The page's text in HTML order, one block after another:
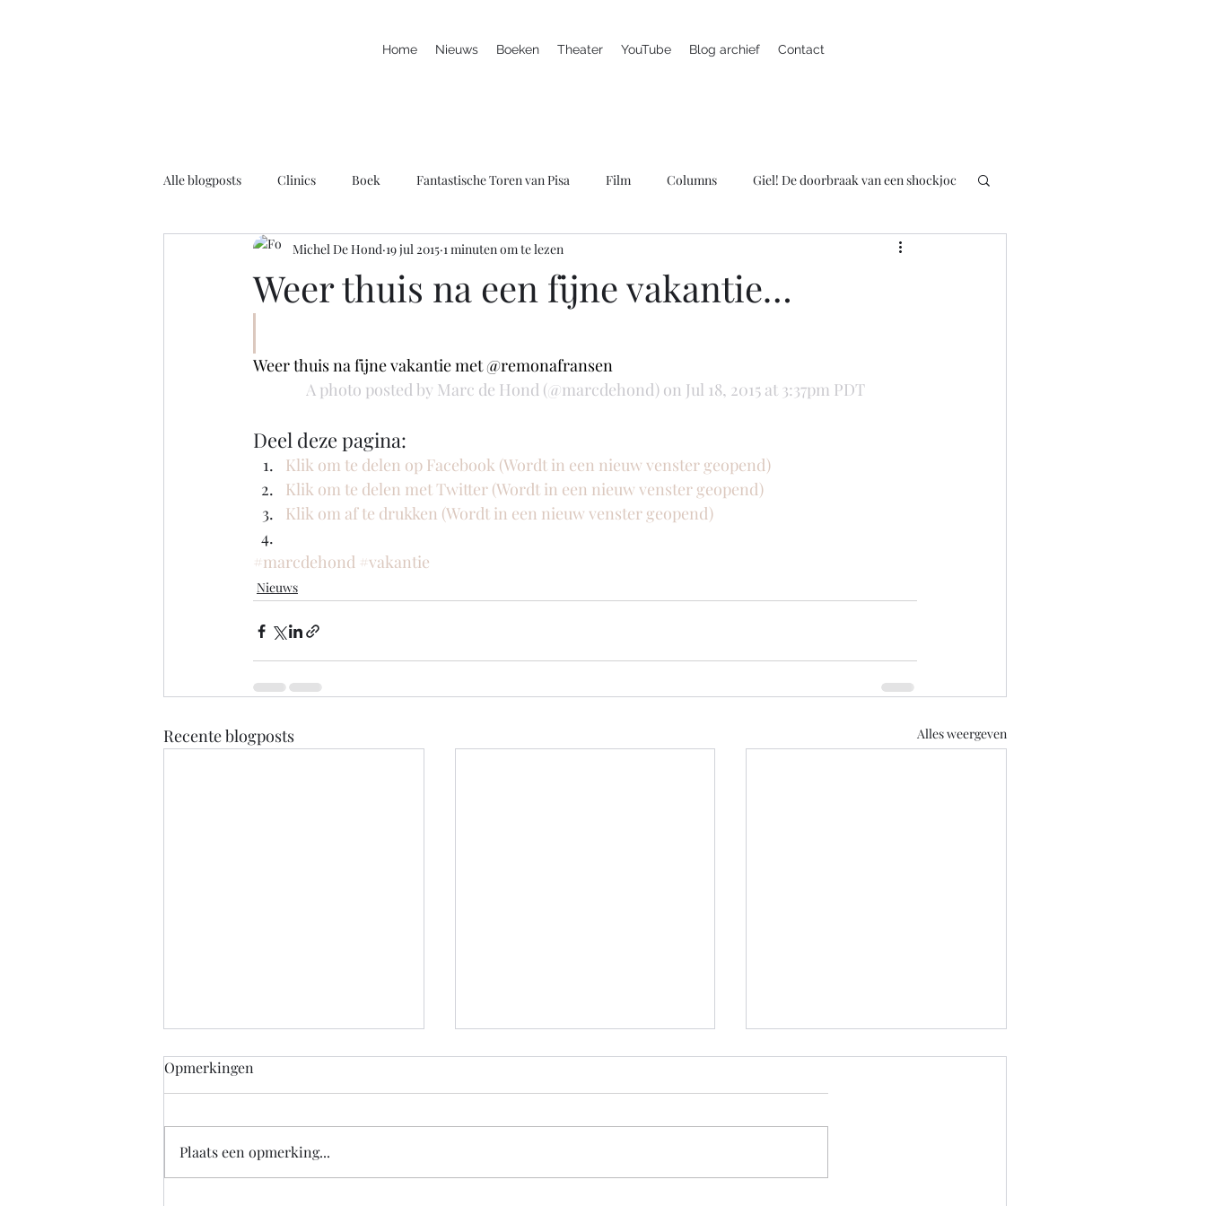
Home Nieuws Boeken Theater YouTube Blog archief Contact
Alle blogposts Clinics Boek Fantastische Toren van Pisa Film Columns Giel! De doorbraak van een shockjoc
Leuke filmpjes Nieuws Marc is ziek Presentator
Voortschrijdend Inzicht
Weer thuis na een fijne vakantie…
Michel De Hond 19 jul 2015 1 minuten om te lezen
Weer thuis na fijne vakantie met @remonafransen
A photo posted by Marc de Hond (@marcdehond) on Jul 18, 2015 at 3:37pm PDT
Deel deze pagina:
Klik om te delen op Facebook (Wordt in een nieuw venster geopend)
Klik om te delen met Twitter (Wordt in een nieuw venster geopend)
Klik om af te drukken (Wordt in een nieuw venster geopend)
#marcdehond #vakantie
Nieuws
Recente blogposts Alles weergeven
Opmerkingen
Plaats een opmerking...